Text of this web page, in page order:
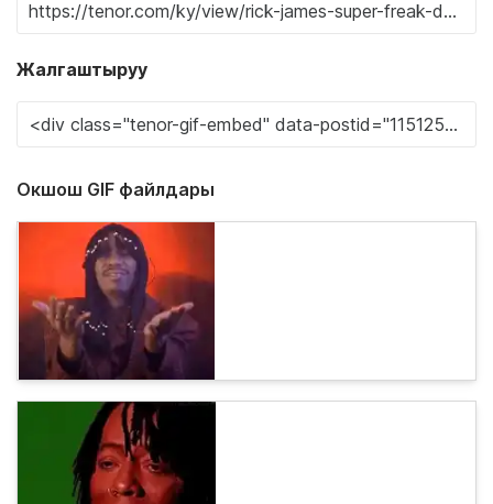
Жалгаштыруу
Окшош GIF файлдары